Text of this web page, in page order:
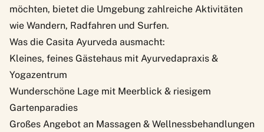
möchten, bietet die Umgebung zahlreiche Aktivitäten
wie Wandern, Radfahren und Surfen.
Was die Casita Ayurveda ausmacht:
Kleines, feines Gästehaus mit Ayurvedapraxis &
Yogazentrum
Wunderschöne Lage mit Meerblick & riesigem
Gartenparadies
Großes Angebot an Massagen & Wellnessbehandlungen